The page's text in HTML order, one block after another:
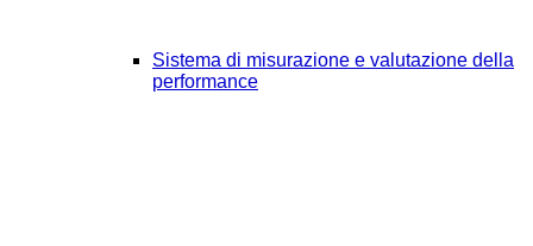
Sistema di misurazione e valutazione della
performance